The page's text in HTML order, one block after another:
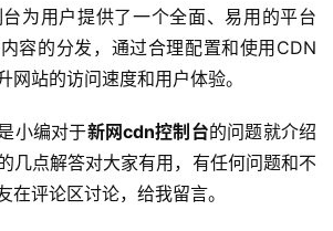
为用户提供了一个全面、易用的平台
容的分发，通过合理配置和使用CDN
网站的访问速度和用户体验。
小编对于新网cdn控制台的问题就介绍
几点解答对大家有用，有任何问题和不
在评论区讨论，给我留言。